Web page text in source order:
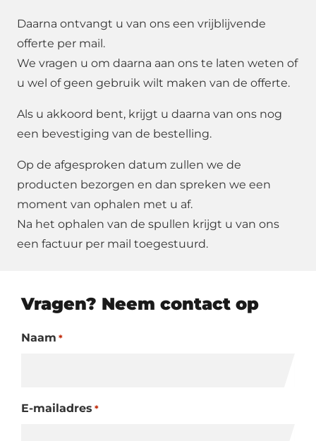
Daarna ontvangt u van ons een vrijblijvende
offerte per mail.
We vragen u om daarna aan ons te laten weten of
u wel of geen gebruik wilt maken van de offerte.
Als u akkoord bent, krijgt u daarna van ons nog
een bevestiging van de bestelling.
Op de afgesproken datum zullen we de
producten bezorgen en dan spreken we een
moment van ophalen met u af.
Na het ophalen van de spullen krijgt u van ons
een factuur per mail toegestuurd.
Vragen? Neem contact op
Naam *
E-mailadres *